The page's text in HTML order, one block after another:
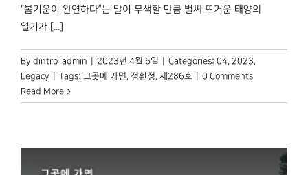
“봄기운이 완연하다”는 말이 무색할 만큼 벌써 뜨거운 태양의
열기가 [...]
By dintro_admin 2023년 4월 6일 Categories: 04, 2023,
Legacy
Tags: 그곳에 가면, 정환정, 제286호
0 Comments
Read More